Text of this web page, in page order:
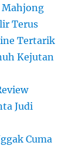
Mahjong
Terus
Tertarik
Kejutan
Judi
Cuma